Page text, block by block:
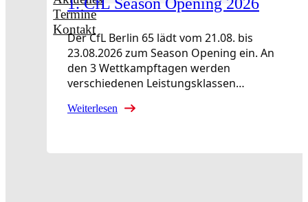
Termine
Kontakt
Der CfL Berlin 65 lädt vom 21.08. bis
23.08.2026 zum Season Opening ein. An
den 3 Wettkampftagen werden
verschiedenen Leistungsklassen…
Weiterlesen